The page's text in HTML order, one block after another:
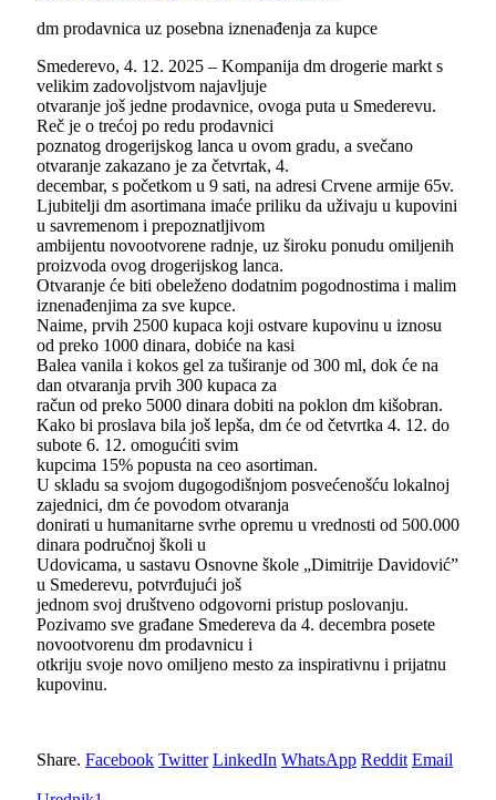
dm prodavnica uz posebna iznenađenja za kupce
Smederevo, 4. 12. 2025 – Kompanija dm drogerie markt s
velikim zadovoljstvom najavljuje
otvaranje još jedne prodavnice, ovoga puta u Smederevu.
Reč je o trećoj po redu prodavnici
poznatog drogerijskog lanca u ovom gradu, a svečano
otvaranje zakazano je za četvrtak, 4.
decembar, s početkom u 9 sati, na adresi Crvene armije 65v.
Ljubitelji dm asortimana imaće priliku da uživaju u kupovini
u savremenom i prepoznatljivom
ambijentu novootvorene radnje, uz široku ponudu omiljenih
proizvoda ovog drogerijskog lanca.
Otvaranje će biti obeleženo dodatnim pogodnostima i malim
iznenađenjima za sve kupce.
Naime, prvih 2500 kupaca koji ostvare kupovinu u iznosu
od preko 1000 dinara, dobiće na kasi
Balea vanila i kokos gel za tuširanje od 300 ml, dok će na
dan otvaranja prvih 300 kupaca za
račun od preko 5000 dinara dobiti na poklon dm kišobran.
Kako bi proslava bila još lepša, dm će od četvrtka 4. 12. do
subote 6. 12. omogućiti svim
kupcima 15% popusta na ceo asortiman.
U skladu sa svojom dugogodišnjom posvećenošću lokalnoj
zajednici, dm će povodom otvaranja
donirati u humanitarne svrhe opremu u vrednosti od 500.000
dinara područnoj školi u
Udovicama, u sastavu Osnovne škole „Dimitrije Davidović”
u Smederevu, potvrđujući još
jednom svoj društveno odgovorni pristup poslovanju.
Pozivamo sve građane Smedereva da 4. decembra posete
novootvorenu dm prodavnicu i
otkriju svoje novo omiljeno mesto za inspirativnu i prijatnu
kupovinu.
Share. Facebook Twitter LinkedIn WhatsApp Reddit Email